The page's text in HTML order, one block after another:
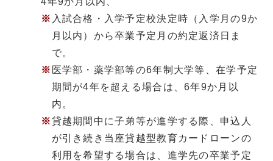
入試合格・入学予定校決定時（入学月の9か
月以内）から卒業予定月の約定返済日ま
で。
医学部・薬学部等の6年制大学等、在学予定
期間が4年を超える場合は、6年9か月以
内。
貸越期間中に子弟等が進学する際、申込人
が引き続き当座貸越型教育カードローンの
利用を希望する場合は、進学先の卒業予定